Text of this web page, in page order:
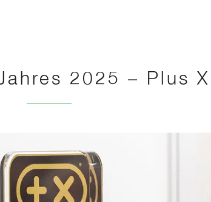
2025 – Plus X